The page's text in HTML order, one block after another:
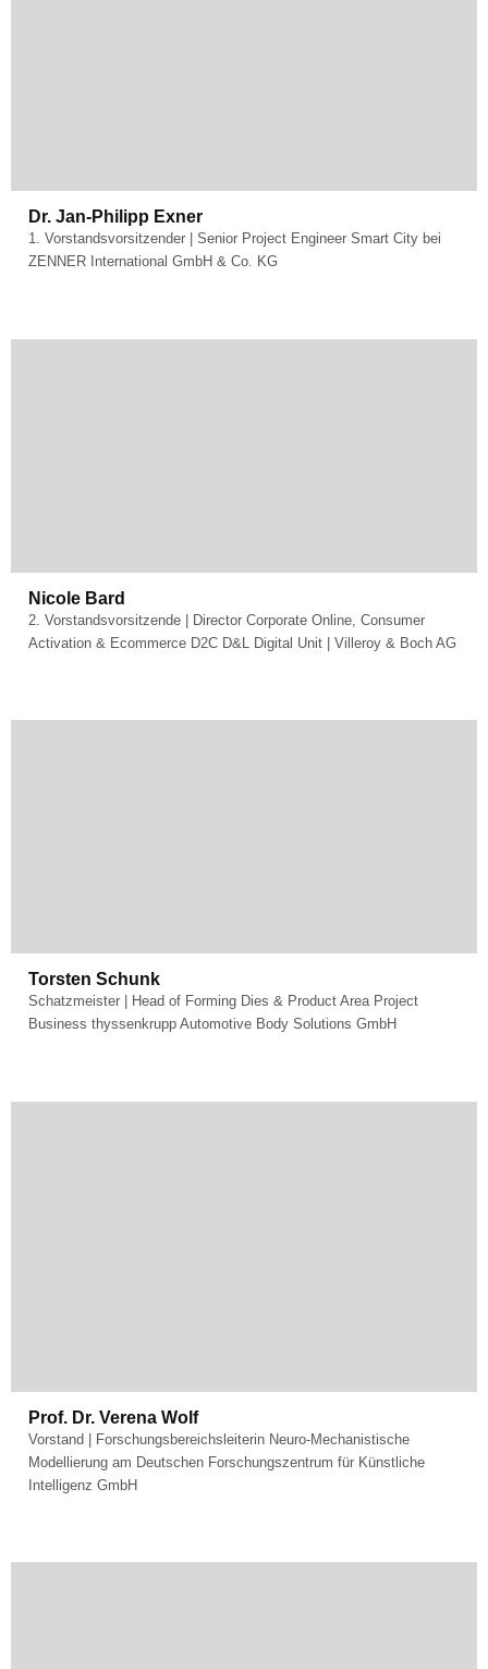
Dr. Jan-Philipp Exner
1. Vorstandsvorsitzender | Senior Project Engineer Smart City bei
ZENNER International GmbH & Co. KG
Nicole Bard
2. Vorstandsvorsitzende | Director Corporate Online, Consumer
Activation & Ecommerce D2C D&L Digital Unit | Villeroy & Boch AG
Torsten Schunk
Schatzmeister | Head of Forming Dies & Product Area Project
Business thyssenkrupp Automotive Body Solutions GmbH
Prof. Dr. Verena Wolf
Vorstand | Forschungsbereichsleiterin Neuro-Mechanistische
Modellierung am Deutschen Forschungszentrum für Künstliche
Intelligenz GmbH